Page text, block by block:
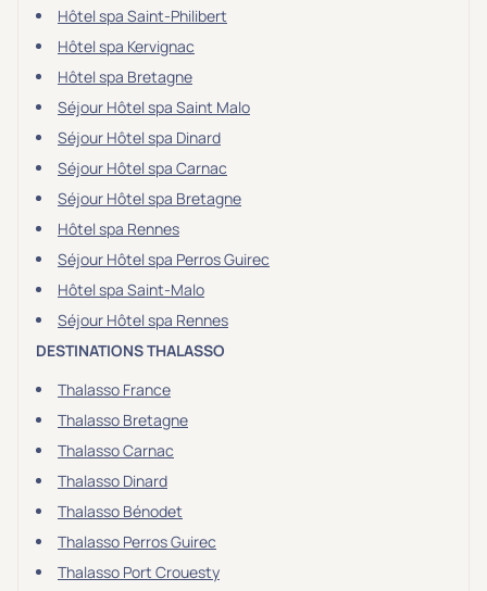
Hôtel spa Saint-Philibert
Hôtel spa Kervignac
Hôtel spa Bretagne
Séjour Hôtel spa Saint Malo
Séjour Hôtel spa Dinard
Séjour Hôtel spa Carnac
Séjour Hôtel spa Bretagne
Hôtel spa Rennes
Séjour Hôtel spa Perros Guirec
Hôtel spa Saint-Malo
Séjour Hôtel spa Rennes
DESTINATIONS THALASSO
Thalasso France
Thalasso Bretagne
Thalasso Carnac
Thalasso Dinard
Thalasso Bénodet
Thalasso Perros Guirec
Thalasso Port Crouesty